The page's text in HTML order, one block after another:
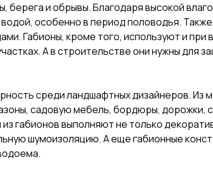
и обрывы. Благодаря высокой
особенно в период половодья.
Габионы, кроме того, используют и при
А в строительстве они нужны для
среди ландшафтных дизайнеров. Из
садовую мебель, бордюры, дорожки,
габионов выполняют не только
шумоизоляцию. А еще габионные